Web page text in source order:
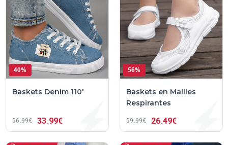
40%
Baskets Denim 110'
56 99€ 33 99€
56%
Baskets en Mailles
Respirantes
59 99€ 26 49€